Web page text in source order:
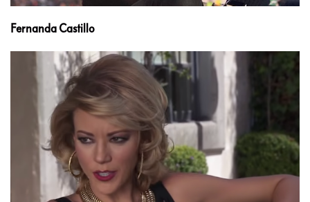
Fernanda Castillo